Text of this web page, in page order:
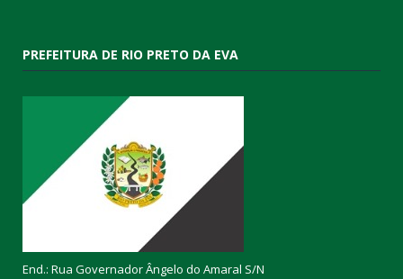
PREFEITURA DE RIO PRETO DA EVA
End.: Rua Governador Ângelo do Amaral S/N